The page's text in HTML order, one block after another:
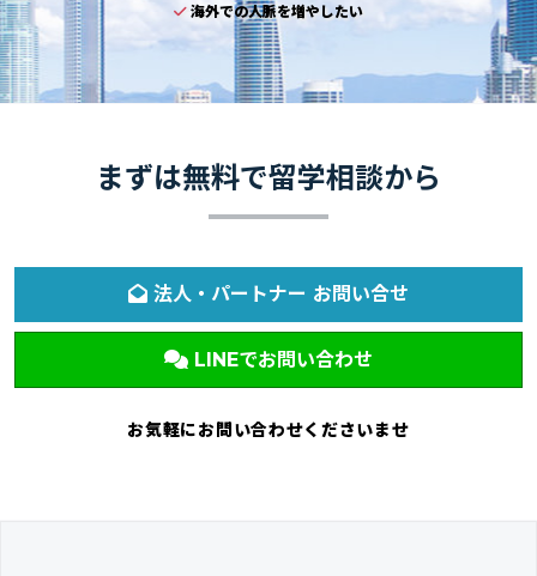
海外での人脈を増やしたい
まずは無料で留学相談から
法人・パートナー お問い合せ
LINEでお問い合わせ
お気軽にお問い合わせくださいませ